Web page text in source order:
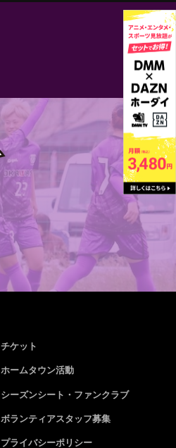
チケット
ホームタウン活動
シーズンシート・ファンクラブ
ボランティアスタッフ募集
プライバシーポリシー